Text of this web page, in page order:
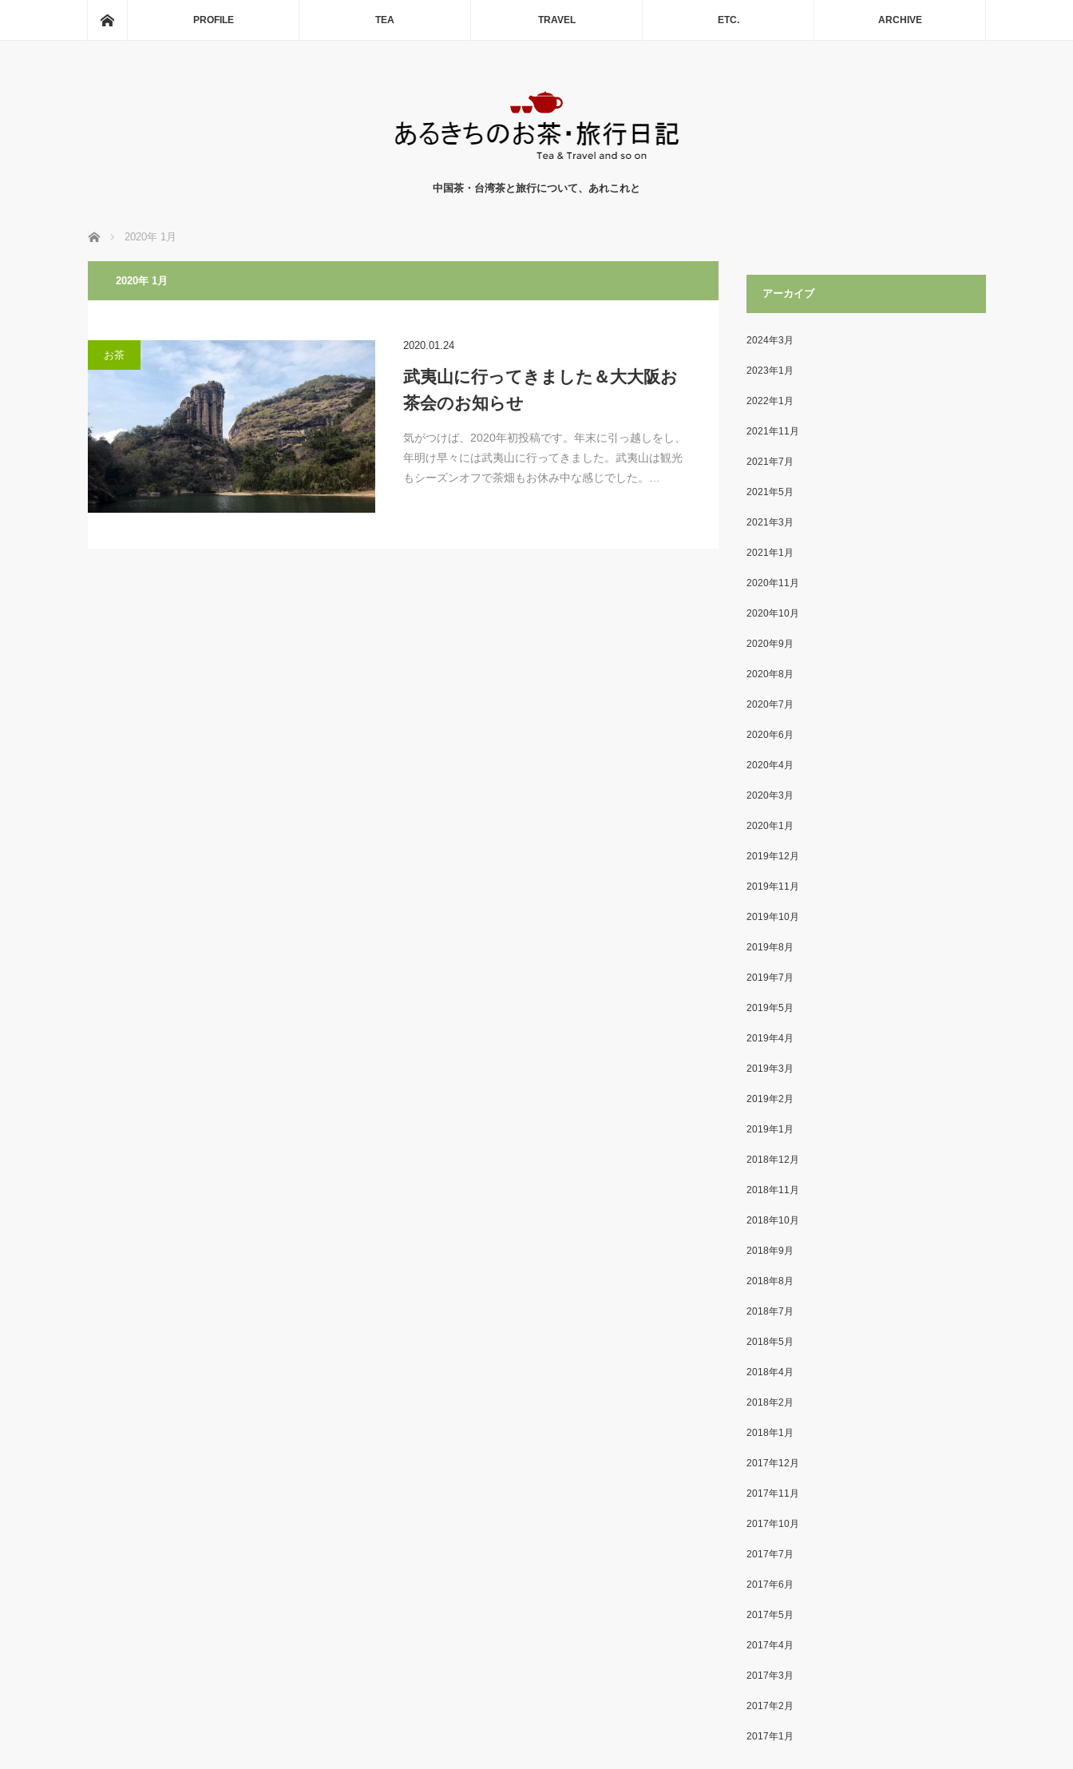
PROFILE TEA TRAVEL ETC. ARCHIVE
中国茶・台湾茶と旅行について、あれこれと
ホーム 2020年 1月
2020年 1月
お茶
2020.01.24
武夷山に行ってきました＆大大阪お
茶会のお知らせ
気がつけば、2020年初投稿です。年末に引っ越しをし、
年明け早々には武夷山に行ってきました。武夷山は観光
もシーズンオフで茶畑もお休み中な感じでした。…
アーカイブ
2024年3月
2023年1月
2022年1月
2021年11月
2021年7月
2021年5月
2021年3月
2021年1月
2020年11月
2020年10月
2020年9月
2020年8月
2020年7月
2020年6月
2020年4月
2020年3月
2020年1月
2019年12月
2019年11月
2019年10月
2019年8月
2019年7月
2019年5月
2019年4月
2019年3月
2019年2月
2019年1月
2018年12月
2018年11月
2018年10月
2018年9月
2018年8月
2018年7月
2018年5月
2018年4月
2018年2月
2018年1月
2017年12月
2017年11月
2017年10月
2017年7月
2017年6月
2017年5月
2017年4月
2017年3月
2017年2月
2017年1月